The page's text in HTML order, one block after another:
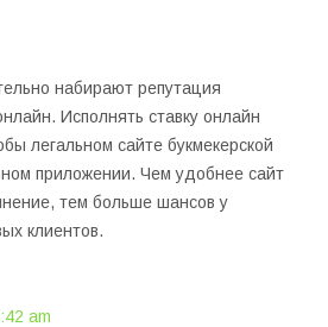
набирают репутация
Исполнять ставку онлайн
легальном сайте букмекерской
приложении. Чем удобнее сайт
тем больше шансов у
клиентов.
am